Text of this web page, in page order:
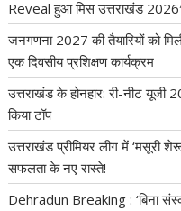
Reveal हुआ मिस उत्तराखंड
जनगणना 2027 की तैयारियों को
एक दिवसीय प्रशिक्षण कार्यक्रम
उत्तराखंड के होनहार: री-नीट
किया टॉप
उत्तराखंड प्रीमियर लीग में ‘मसूरी
सफलता के नए रास्ते!
Dehradun Breaking : ‘बिना